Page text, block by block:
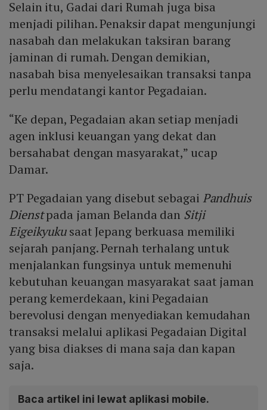
Selain itu, Gadai dari Rumah juga bisa
menjadi pilihan. Penaksir dapat mengunjungi
nasabah dan melakukan taksiran barang
jaminan di rumah. Dengan demikian,
nasabah bisa menyelesaikan transaksi tanpa
perlu mendatangi kantor Pegadaian.
“Ke depan, Pegadaian akan setiap menjadi
agen inklusi keuangan yang dekat dan
bersahabat dengan masyarakat,” ucap
Damar.
PT Pegadaian yang disebut sebagai Pandhuis
Dienstpada jaman Belanda dan Sitji
Eigeikyukusaat Jepang berkuasa memiliki
sejarah panjang. Pernah terhalang untuk
menjalankan fungsinya untuk memenuhi
kebutuhan keuangan masyarakat saat jaman
perang kemerdekaan, kini Pegadaian
berevolusi dengan menyediakan kemudahan
transaksi melalui aplikasi Pegadaian Digital
yang bisa diakses di mana saja dan kapan
saja.
Baca artikel ini lewat aplikasi mobile.